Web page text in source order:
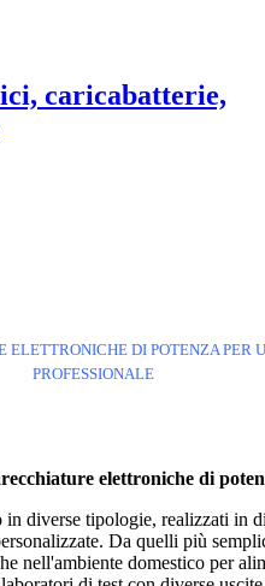
caricabatterie,
ELETTRONICHE DI POTENZA PER
PROFESSIONALE
elettroniche di
diverse tipologie, realizzati in
Da quelli più
nell'ambiente domestico per